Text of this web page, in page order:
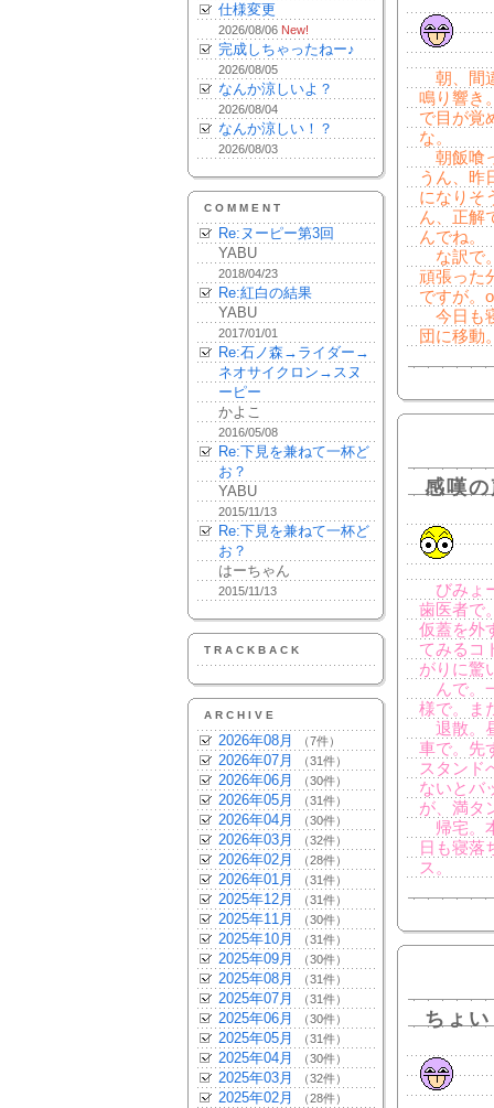
仕様変更
2026/08/06 New!
完成しちゃったねー♪
2026/08/05
なんか涼しいよ？
2026/08/04
なんか涼しい！？
2026/08/03
COMMENT
Re:ヌーピー第3回
YABU
2018/04/23
Re:紅白の結果
YABU
2017/01/01
Re:石ノ森→ライダー→
ネオサイクロン→スヌ
ーピー
かよこ
2016/05/08
Re:下見を兼ねて一杯ど
お？
YABU
2015/11/13
Re:下見を兼ねて一杯ど
お？
はーちゃん
2015/11/13
TRACKBACK
ARCHIVE
2026年08月 （7件）
2026年07月 （31件）
2026年06月 （30件）
2026年05月 （31件）
2026年04月 （30件）
2026年03月 （32件）
2026年02月 （28件）
2026年01月 （31件）
2025年12月 （31件）
2025年11月 （30件）
2025年10月 （31件）
2025年09月 （30件）
2025年08月 （31件）
2025年07月 （31件）
2025年06月 （30件）
2025年05月 （31件）
2025年04月 （30件）
2025年03月 （32件）
2025年02月 （28件）
朝、間
鳴り響き
で目が覚
な。
朝飯喰
うん、昨
になりそ
ん、正解
んでね。
な訳で
頑張った
ですが。
今日も
団に移動
感嘆
びみょ
歯医者で
仮蓋を外
てみるコ
がりに驚
んで。
様で。ま
退散。
車で。先
スタンド
ないとバ
が、満タ
帰宅。
日も寝落
ス。
ちょ